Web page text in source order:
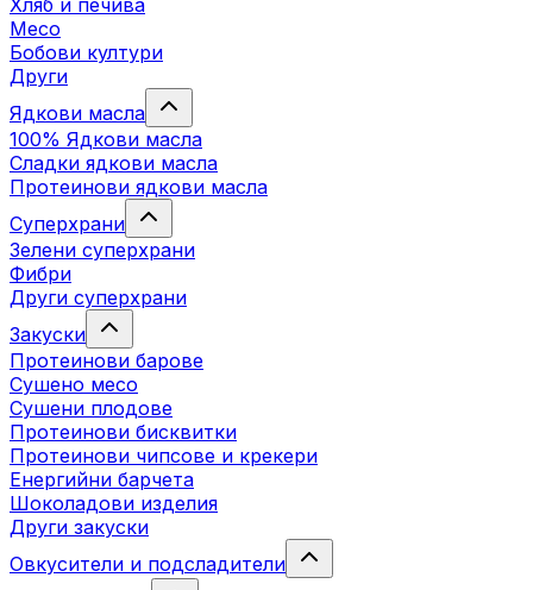
Хляб и печива
Месо
Бобови култури
Други
Ядкови масла
100% Ядкови масла
Сладки ядкови масла
Протеинови ядкови масла
Суперхрани
Зелени суперхрани
Фибри
Други суперхрани
3акуски
Протеинови бaрове
Сушено месо
Сушени плодове
Протеинови бисквитки
Протеинови чипсове и крекери
Енергийни барчета
Шоколадови изделия
Други закуски
Овкусители и подсладители